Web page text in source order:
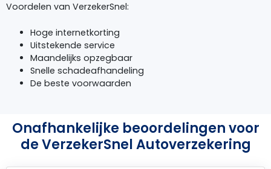
Voordelen van VerzekerSnel:
Hoge internetkorting
Uitstekende service
Maandelijks opzegbaar
Snelle schadeafhandeling
De beste voorwaarden
Onafhankelijke beoordelingen voor
de VerzekerSnel Autoverzekering